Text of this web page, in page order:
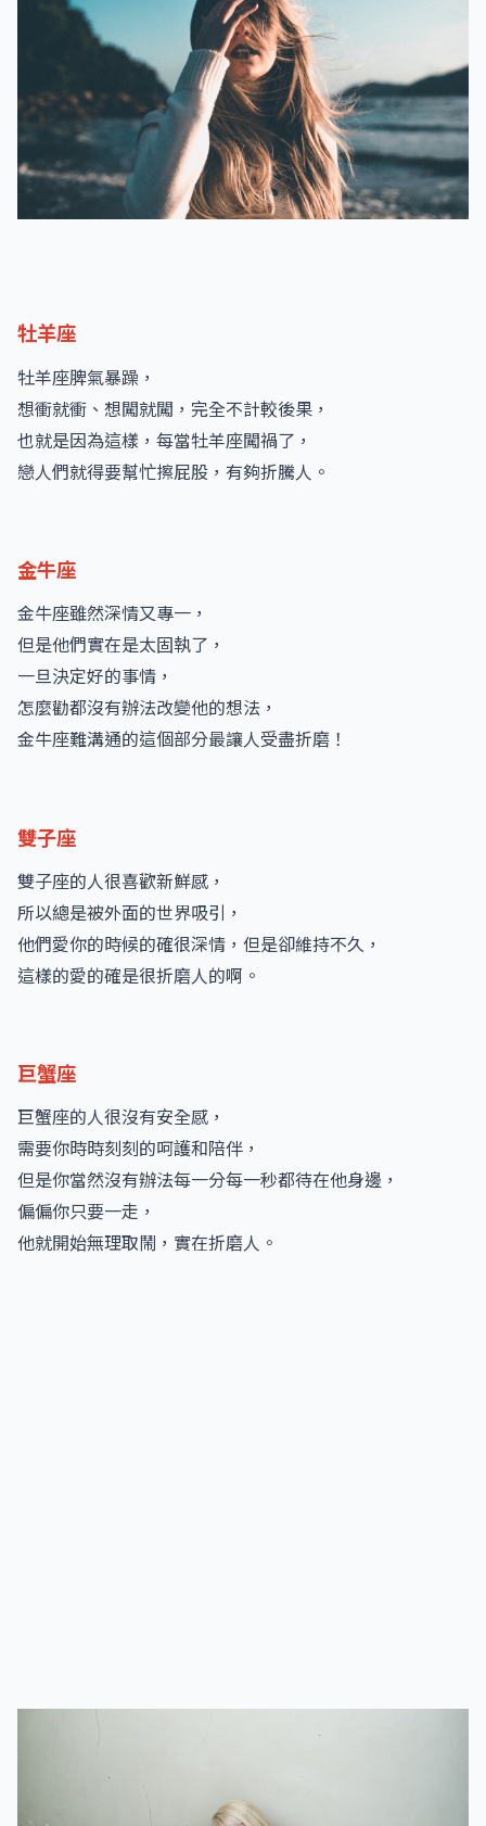
牡羊座
牡羊座脾氣暴躁，
想衝就衝、想闖就闖，完全不計較後果，
也就是因為這樣，每當牡羊座闖禍了，
戀人們就得要幫忙擦屁股，有夠折騰人。
金牛座
金牛座雖然深情又專一，
但是他們實在是太固執了，
一旦決定好的事情，
怎麼勸都沒有辦法改變他的想法，
金牛座難溝通的這個部分最讓人受盡折磨！
雙子座
雙子座的人很喜歡新鮮感，
所以總是被外面的世界吸引，
他們愛你的時候的確很深情，但是卻維持不久，
這樣的愛的確是很折磨人的啊。
巨蟹座
巨蟹座的人很沒有安全感，
需要你時時刻刻的呵護和陪伴，
但是你當然沒有辦法每一分每一秒都待在他身邊，
偏偏你只要一走，
他就開始無理取鬧，實在折磨人。